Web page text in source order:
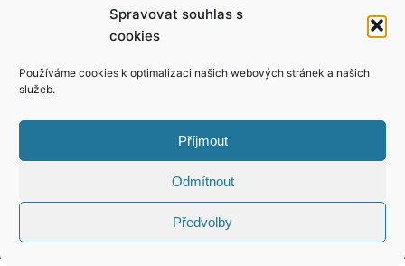
Spravovat souhlas s
cookies
Používáme cookies k optimalizaci našich webových stránek a našich
služeb.
Příjmout
Odmítnout
Předvolby
KONTAKT
Copyright © 2026 VIP Bulvár, All Rights
Reserved